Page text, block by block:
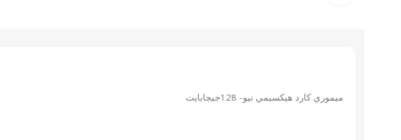
ميموري كارد هيكسيمي نيو- 128جيجابايت